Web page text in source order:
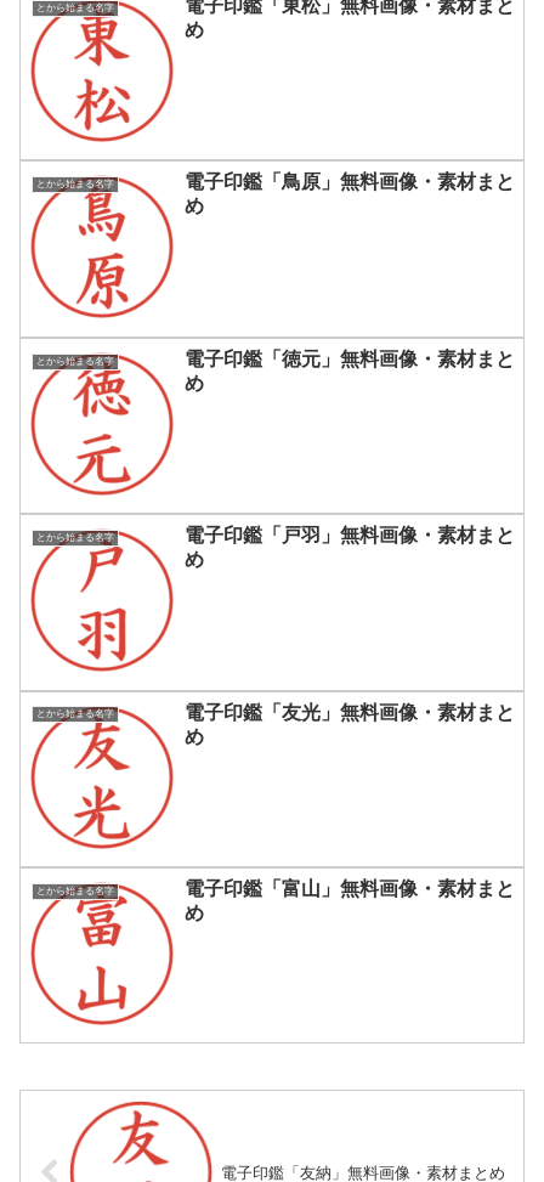
とから始まる名字
電子印鑑「東松」無料画像・素材まと
め
とから始まる名字
電子印鑑「鳥原」無料画像・素材まと
め
とから始まる名字
電子印鑑「徳元」無料画像・素材まと
め
とから始まる名字
電子印鑑「戸羽」無料画像・素材まと
め
とから始まる名字
電子印鑑「友光」無料画像・素材まと
め
とから始まる名字
電子印鑑「富山」無料画像・素材まと
め
電子印鑑「友納」無料画像・素材まとめ